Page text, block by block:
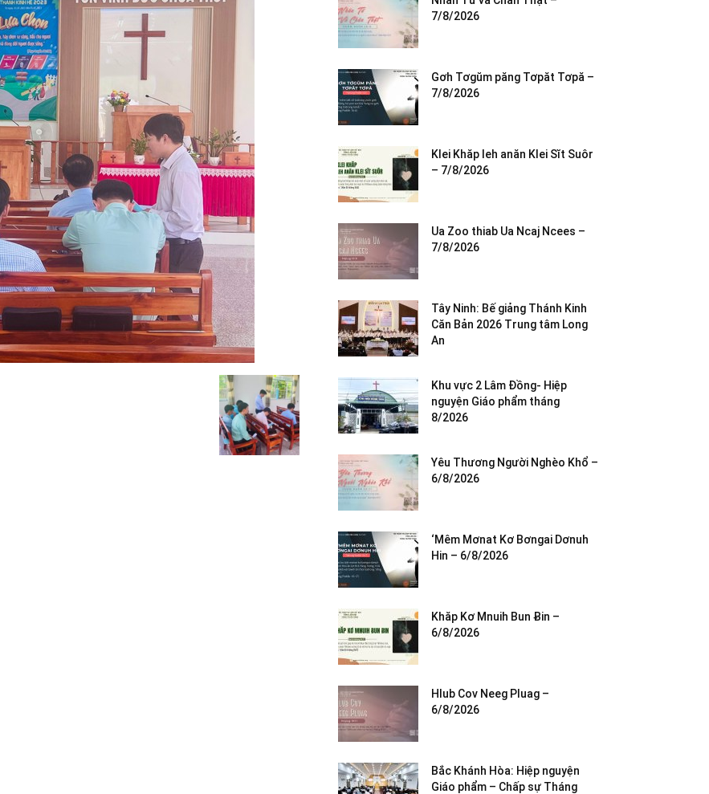
7/8/2026
Gơh Tơgŭm păng Tơpăt Tơpă –
7/8/2026
Klei Khăp leh anăn Klei Sĭt Suôr
– 7/8/2026
Ua Zoo thiab Ua Ncaj Ncees –
7/8/2026
Tây Ninh: Bế giảng Thánh Kinh
Căn Bản 2026 Trung tâm Long
An
Khu vực 2 Lâm Đồng- Hiệp
nguyện Giáo phẩm tháng
8/2026
Yêu Thương Người Nghèo Khổ –
6/8/2026
‘Mêm Mơnat Kơ Bơngai Dơnuh
Hin – 6/8/2026
Khăp Kơ Mnuih Bun Ƀin –
6/8/2026
Hlub Cov Neeg Pluag –
6/8/2026
Bắc Khánh Hòa: Hiệp nguyện
Giáo phẩm – Chấp sự Tháng